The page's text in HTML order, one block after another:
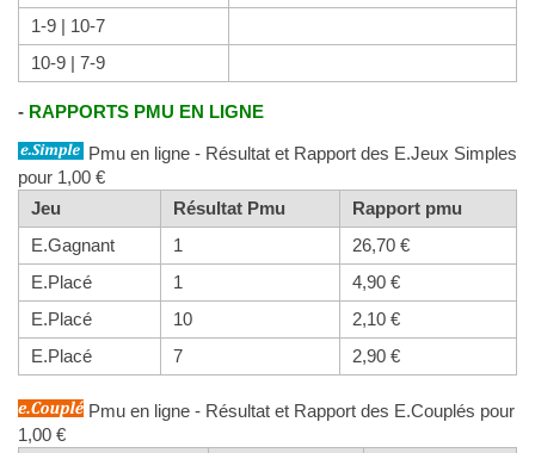
1-9 | 10-7
10-9 | 7-9
- RAPPORTS PMU EN LIGNE
Pmu en ligne - Résultat et Rapport des E.Jeux Simples
pour 1,00 €
Jeu
Résultat Pmu
Rapport pmu
E.Gagnant
1
26,70 €
E.Placé
1
4,90 €
E.Placé
10
2,10 €
E.Placé
7 2,90 €
Pmu en ligne - Résultat et Rapport des E.Couplés pour
1,00 €